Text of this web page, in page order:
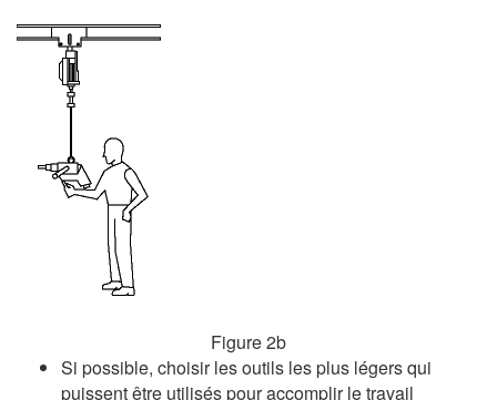
Figure 2b
Si possible, choisir les outils les plus légers qui
puissent être utilisés pour accomplir le travail